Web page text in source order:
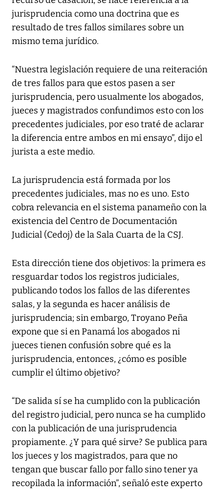
jurisprudencia como una doctrina que es
resultado de tres fallos similares sobre un
mismo tema jurídico.
“Nuestra legislación requiere de una reiteración
de tres fallos para que estos pasen a ser
jurisprudencia, pero usualmente los abogados,
jueces y magistrados confundimos esto con los
precedentes judiciales, por eso traté de aclarar
la diferencia entre ambos en mi ensayo”, dijo el
jurista a este medio.
La jurisprudencia está formada por los
precedentes judiciales, mas no es uno. Esto
cobra relevancia en el sistema panameño con la
existencia del Centro de Documentación
Judicial (Cedoj) de la Sala Cuarta de la CSJ.
Esta dirección tiene dos objetivos: la primera es
resguardar todos los registros judiciales,
publicando todos los fallos de las diferentes
salas, y la segunda es hacer análisis de
jurisprudencia; sin embargo, Troyano Peña
expone que si en Panamá los abogados ni
jueces tienen confusión sobre qué es la
jurisprudencia, entonces, ¿cómo es posible
cumplir el último objetivo?
“De salida sí se ha cumplido con la publicación
del registro judicial, pero nunca se ha cumplido
con la publicación de una jurisprudencia
propiamente. ¿Y para qué sirve? Se publica para
los jueces y los magistrados, para que no
tengan que buscar fallo por fallo sino tener ya
recopilada la información”, señaló este experto